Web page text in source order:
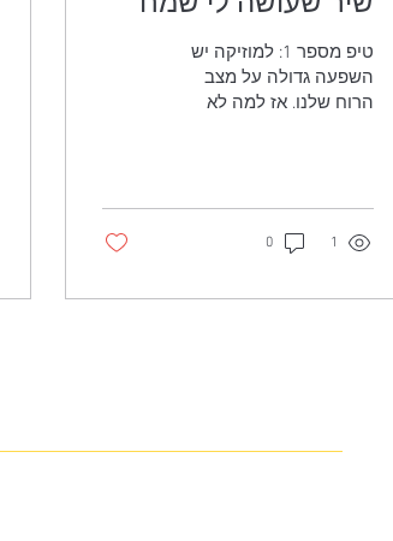
טיפ מספר 1: למוזיקה יש
השפעה גדולה על מצב
הרוח שלנו. אז למה לא
1
0